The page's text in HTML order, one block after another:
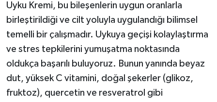
Uyku Kremi, bu bileşenlerin uygun oranlarla
birleştirildiği ve cilt yoluyla uygulandığı bilimsel
temelli bir çalışmadır. Uykuya geçişi kolaylaştırma
ve stres tepkilerini yumuşatma noktasında
oldukça başarılı buluyoruz. Bunun yanında beyaz
dut, yüksek C vitamini, doğal şekerler (glikoz,
fruktoz), quercetin ve resveratrol gibi